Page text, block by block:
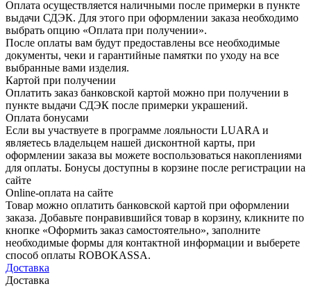
Оплата осуществляется наличными после примерки в пункте
выдачи СДЭК. Для этого при оформлении заказа необходимо
выбрать опцию «Оплата при получении».
После оплаты вам будут предоставлены все необходимые
документы, чеки и гарантийные памятки по уходу на все
выбранные вами изделия.
Картой при получении
Оплатить заказ банковской картой можно при получении в
пункте выдачи СДЭК после примерки украшений.
Оплата бонусами
Если вы участвуете в программе лояльности LUARA и
являетесь владельцем нашей дисконтной карты, при
оформлении заказа вы можете воспользоваться накоплениями
для оплаты. Бонусы доступны в корзине после регистрации на
сайте
Online-оплата на сайте
Товар можно оплатить банковской картой при оформлении
заказа. Добавьте понравившийся товар в корзину, кликните по
кнопке «Оформить заказ самостоятельно», заполните
необходимые формы для контактной информации и выберете
способ оплаты ROBOKASSA.
Доставка
Доставка